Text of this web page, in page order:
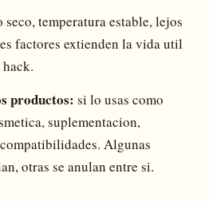
seco, temperatura estable, lejos
factores extienden la vida util
productos: si lo usas como
suplementacion,
Algunas
otras se anulan entre si.